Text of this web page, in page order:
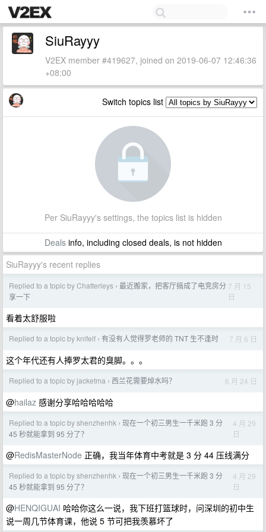
SiuRayyy
V2EX member #419627, joined on 2019-06-07 12:46:36
+08:00
Switch topics list
Per SiuRayyy's settings, the topics list is hidden
Dealsinfo, including closed deals, is not hidden
SiuRayyy's recent replies
Replied to a topic by Chatterleys › 最近搬家，把客厅搞成了电竞房分
享一下
7 月 15
日
看着太舒服啦
Replied to a topic by knifelf › 有没有人觉得罗老师的 TNT 生不逢时 7 月 6 日
这个年代还有人捧罗太君的臭脚。。。
Replied to a topic by jacketma › 西兰花需要焯水吗？ 6 月 24 日
@hailaz 感谢分享哈哈哈哈哈
Replied to a topic by shenzhenhk › 现在一个初三男生一千米跑 3 分
45 秒就能拿到 95 分了？
4 月 29
日
@RedisMasterNode 正确，我当年体育中考就是 3 分 44 压线满分
Replied to a topic by shenzhenhk › 现在一个初三男生一千米跑 3 分
45 秒就能拿到 95 分了？
4 月 29
日
@HENQIGUAI 哈哈你这么一说，我下班打篮球时，问深圳的初中生
说一周几节体育课，他说 5 节可把我羡慕坏了